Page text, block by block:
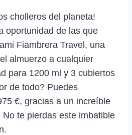
cholleros del planeta!
oportunidad de las que
Fiambrera Travel, una
almuerzo a cualquier
para 1200 ml y 3 cubiertos
de todo? Puedes
€, gracias a un increíble
te pierdas este imbatible